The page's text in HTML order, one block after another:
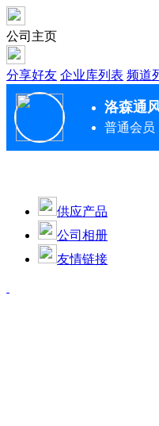
公司主页
分享好友 企业库列表 频道
洛森通
普通会员
供应产品
公司相册
友情链接